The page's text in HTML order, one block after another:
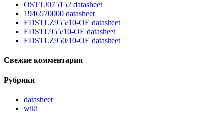
OSTTJ075152 datasheet
1946570000 datasheet
EDSTLZ955/10-OE datasheet
EDSTL955/10-OE datasheet
EDSTLZ950/10-OE datasheet
Свежие комментарии
Рубрики
datasheet
wiki